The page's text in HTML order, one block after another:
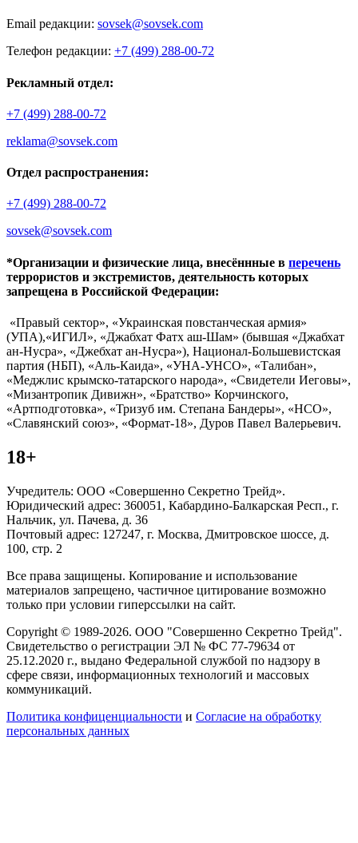
Email редакции: sovsek@sovsek.com
Телефон редакции: +7 (499) 288-00-72
Рекламный отдел:
+7 (499) 288-00-72
reklama@sovsek.com
Отдел распространения:
+7 (499) 288-00-72
sovsek@sovsek.com
*Организации и физические лица, внесённные в перечень
террористов и экстремистов, деятельность которых
запрещена в Российской Федерации:
«Правый сектор», «Украинская повстанческая армия»
(УПА),«ИГИЛ», «Джабхат Фатх аш-Шам» (бывшая «Джабхат
ан-Нусра», «Джебхат ан-Нусра»), Национал-Большевистская
партия (НБП), «Аль-Каида», «УНА-УНСО», «Талибан»,
«Меджлис крымско-татарского народа», «Свидетели Иеговы»,
«Мизантропик Дивижн», «Братство» Корчинского,
«Артподготовка», «Тризуб им. Степана Бандеры», «НСО»,
«Славянский союз», «Формат-18», Дуров Павел Валерьевич.
18+
Учредитель: ООО «Совершенно Секретно Трейд».
Юридический адрес: 360051, Кабардино-Балкарская Респ., г.
Нальчик, ул. Пачева, д. 36
Почтовый адрес: 127247, г. Москва, Дмитровское шоссе, д.
100, стр. 2
Все права защищены. Копирование и использование
материалов запрещено, частичное цитирование возможно
только при условии гиперссылки на сайт.
Copyright © 1989-2026. ООО "Совершенно Секретно Трейд".
Свидетельство о регистрации ЭЛ № ФС 77-79634 от
25.12.2020 г., выдано Федеральной службой по надзору в
сфере связи, информационных технологий и массовых
коммуникаций.
Политика конфиценциальности и Согласие на обработку
персональных данных